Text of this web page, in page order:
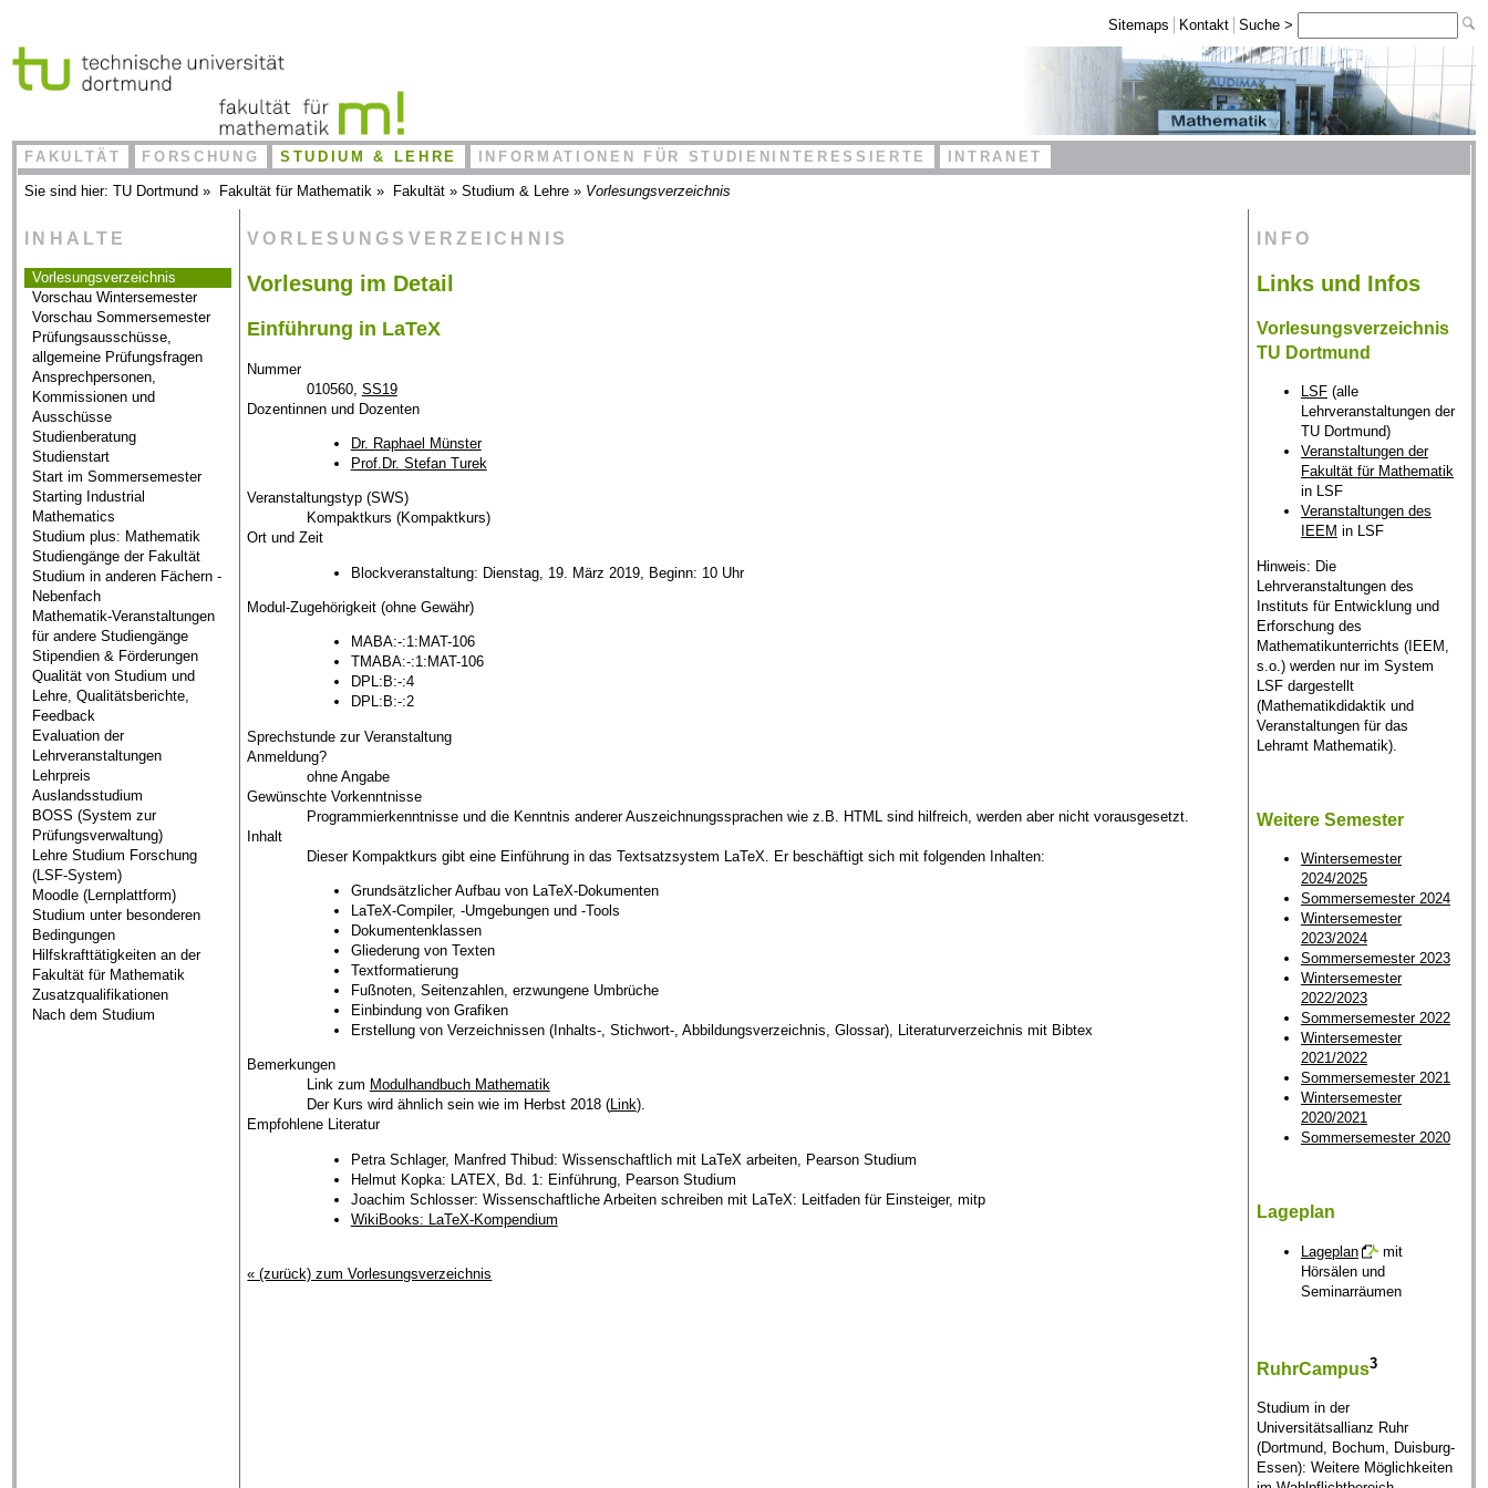
Sitemaps Kontakt Suche >
FAKULTÄT FORSCHUNG STUDIUM & LEHRE INFORMATIONEN FÜR STUDIENINTERESSIERTE INTRANET
Sie sind hier:TU Dortmund » Fakultät für Mathematik » Fakultät »Studium & Lehre » Vorlesungsverzeichnis
INHALTE
Vorlesungsverzeichnis
Vorschau Wintersemester
Vorschau Sommersemester
Prüfungsausschüsse,
allgemeine Prüfungsfragen
Ansprechpersonen,
Kommissionen und
Ausschüsse
Studienberatung
Studienstart
Start im Sommersemester
Starting Industrial
Mathematics
Studium plus: Mathematik
Studiengänge der Fakultät
Studium in anderen Fächern -
Nebenfach
Mathematik-Veranstaltungen
für andere Studiengänge
Stipendien & Förderungen
Qualität von Studium und
Lehre, Qualitätsberichte,
Feedback
Evaluation der
Lehrveranstaltungen
Lehrpreis
Auslandsstudium
BOSS (System zur
Prüfungsverwaltung)
Lehre Studium Forschung
(LSF-System)
Moodle (Lernplattform)
Studium unter besonderen
Bedingungen
Hilfskrafttätigkeiten an der
Fakultät für Mathematik
Zusatzqualifikationen
Nach dem Studium
VORLESUNGSVERZEICHNIS
Vorlesung im Detail
Einführung in LaTeX
Nummer
010560, SS19
Dozentinnen und Dozenten
Dr. Raphael Münster
Prof.Dr. Stefan Turek
Veranstaltungstyp (SWS)
Kompaktkurs (Kompaktkurs)
Ort und Zeit
Blockveranstaltung: Dienstag, 19. März 2019, Beginn: 10 Uhr
Modul-Zugehörigkeit (ohne Gewähr)
MABA:-:1:MAT-106
TMABA:-:1:MAT-106
DPL:B:-:4
DPL:B:-:2
Sprechstunde zur Veranstaltung
Anmeldung?
ohne Angabe
Gewünschte Vorkenntnisse
Programmierkenntnisse und die Kenntnis anderer Auszeichnungssprachen wie z.B. HTML sind hilfreich, werden aber nicht vorausgesetzt.
Inhalt
Dieser Kompaktkurs gibt eine Einführung in das Textsatzsystem LaTeX. Er beschäftigt sich mit folgenden Inhalten:
Grundsätzlicher Aufbau von LaTeX-Dokumenten
LaTeX-Compiler, -Umgebungen und -Tools
Dokumentenklassen
Gliederung von Texten
Textformatierung
Fußnoten, Seitenzahlen, erzwungene Umbrüche
Einbindung von Grafiken
Erstellung von Verzeichnissen (Inhalts-, Stichwort-, Abbildungsverzeichnis, Glossar), Literaturverzeichnis mit Bibtex
Bemerkungen
Link zum Modulhandbuch Mathematik
Der Kurs wird ähnlich sein wie im Herbst 2018 (Link).
Empfohlene Literatur
Petra Schlager, Manfred Thibud: Wissenschaftlich mit LaTeX arbeiten, Pearson Studium
Helmut Kopka: LATEX, Bd. 1: Einführung, Pearson Studium
Joachim Schlosser: Wissenschaftliche Arbeiten schreiben mit LaTeX: Leitfaden für Einsteiger, mitp
WikiBooks: LaTeX-Kompendium
« (zurück) zum Vorlesungsverzeichnis
INFO
Links und Infos
Vorlesungsverzeichnis
TU Dortmund
LSF(alle
Lehrveranstaltungen der
TU Dortmund)
Veranstaltungen der
Fakultät für Mathematik
in LSF
Veranstaltungen des
IEEM in LSF
Hinweis: Die
Lehrveranstaltungen des
Instituts für Entwicklung und
Erforschung des
Mathematikunterrichts (IEEM,
s.o.) werden nur im System
LSF dargestellt
(Mathematikdidaktik und
Veranstaltungen für das
Lehramt Mathematik).
Weitere Semester
Wintersemester
2024/2025
Sommersemester 2024
Wintersemester
2023/2024
Sommersemester 2023
Wintersemester
2022/2023
Sommersemester 2022
Wintersemester
2021/2022
Sommersemester 2021
Wintersemester
2020/2021
Sommersemester 2020
Lageplan
Lageplan
mit
Hörsälen und
Seminarräumen
RuhrCampus3
Studium in der
Universitätsallianz Ruhr
(Dortmund, Bochum, Duisburg-
Essen): Weitere Möglichkeiten